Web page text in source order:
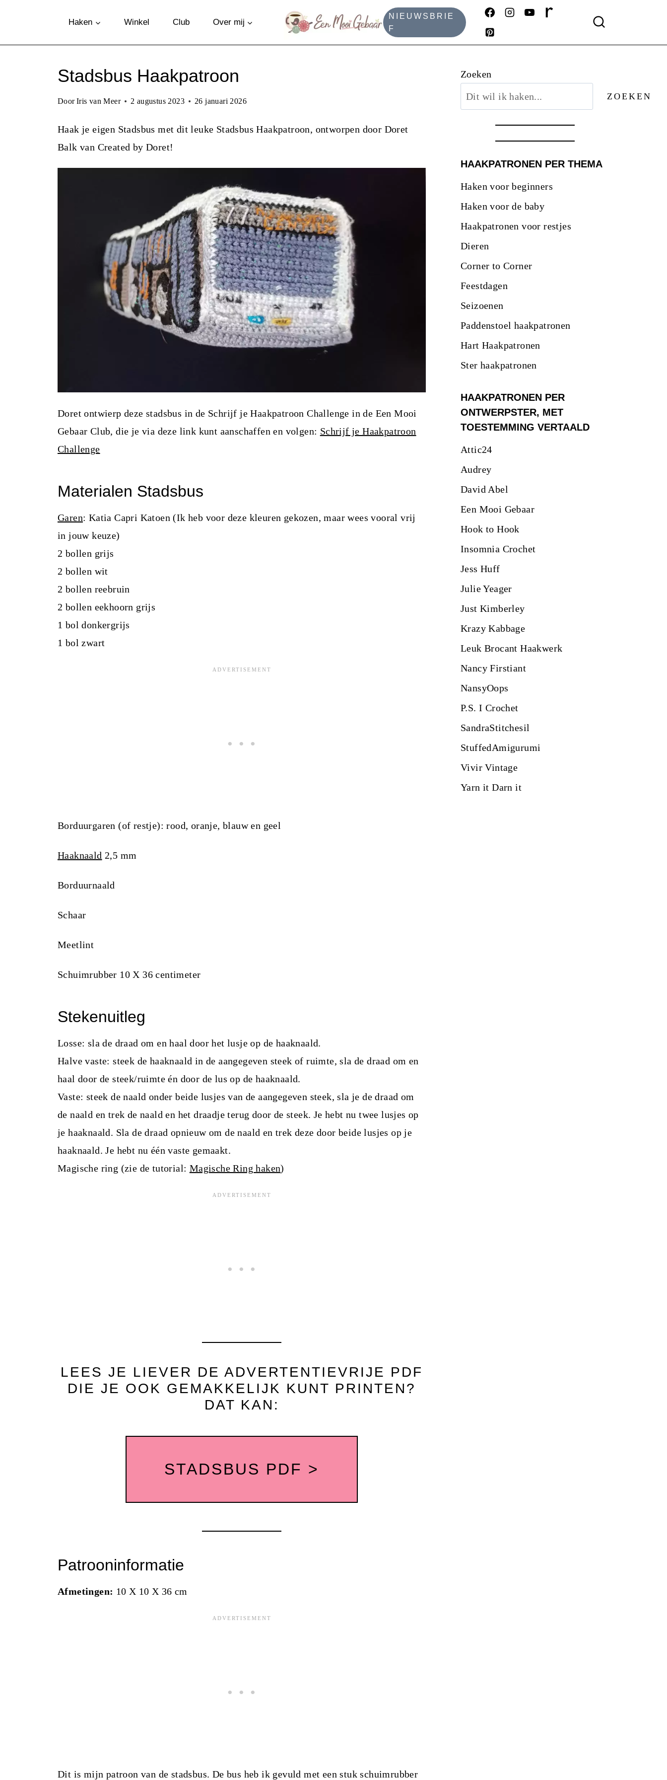
o
Haken Winkel Club Over mij
NIEUWSBRIE
F
Stadsbus Haakpatroon
Door Iris van Meer 2 augustus 2023 26 januari 2026
Haak je eigen Stadsbus met dit leuke Stadsbus Haakpatroon, ontworpen door Doret
Balk van Created by Doret!
Doret ontwierp deze stadsbus in de Schrijf je Haakpatroon Challenge in de Een Mooi
Gebaar Club, die je via deze link kunt aanschaffen en volgen: Schrijf je Haakpatroon
Challenge
Materialen Stadsbus
Garen: Katia Capri Katoen (Ik heb voor deze kleuren gekozen, maar wees vooral vrij
in jouw keuze)
2 bollen grijs
2 bollen wit
2 bollen reebruin
2 bollen eekhoorn grijs
1 bol donkergrijs
1 bol zwart
Borduurgaren (of restje): rood, oranje, blauw en geel
Haaknaald 2,5 mm
Borduurnaald
Schaar
Meetlint
Schuimrubber 10 X 36 centimeter
Stekenuitleg
Losse: sla de draad om en haal door het lusje op de haaknaald.
Halve vaste: steek de haaknaald in de aangegeven steek of ruimte, sla de draad om en
haal door de steek/ruimte én door de lus op de haaknaald.
Vaste: steek de naald onder beide lusjes van de aangegeven steek, sla je de draad om
de naald en trek de naald en het draadje terug door de steek. Je hebt nu twee lusjes op
je haaknaald. Sla de draad opnieuw om de naald en trek deze door beide lusjes op je
haaknaald. Je hebt nu één vaste gemaakt.
Magische ring (zie de tutorial: Magische Ring haken)
LEES JE LIEVER DE ADVERTENTIEVRIJE PDF
DIE JE OOK GEMAKKELIJK KUNT PRINTEN?
DAT KAN:
STADSBUS PDF >
Patrooninformatie
Afmetingen: 10 X 10 X 36 cm
Dit is mijn patroon van de stadsbus. De bus heb ik gevuld met een stuk schuimrubber
Zoeken
ZOEKEN
HAAKPATRONEN PER THEMA
Haken voor beginners
Haken voor de baby
Haakpatronen voor restjes
Dieren
Corner to Corner
Feestdagen
Seizoenen
Paddenstoel haakpatronen
Hart Haakpatronen
Ster haakpatronen
HAAKPATRONEN PER
ONTWERPSTER, MET
TOESTEMMING VERTAALD
Attic24
Audrey
David Abel
Een Mooi Gebaar
Hook to Hook
Insomnia Crochet
Jess Huff
Julie Yeager
Just Kimberley
Krazy Kabbage
Leuk Brocant Haakwerk
Nancy Firstiant
NansyOops
P.S. I Crochet
SandraStitchesil
StuffedAmigurumi
Vivir Vintage
Yarn it Darn it